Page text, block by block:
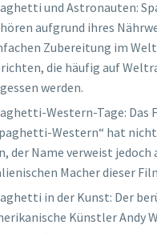
und Astronauten:
aufgrund ihres
Zubereitung im
die häufig auf
werden.
Western-Tage: Das
Western“ hat
der Name verweist jedoch
Macher dieser
in der Kunst: Der
Künstler Andy